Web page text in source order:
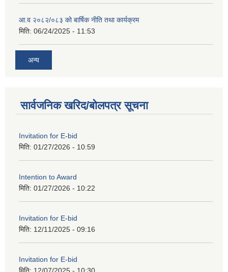
आ.व २०८२/०८३ को बार्षिक नीति तथा कार्यक्रम
मिति: 06/24/2025 - 11:53
अन्य
सार्वजनिक खरिद/बोलपत्र सूचना
Invitation for E-bid
मिति: 01/27/2026 - 10:59
Intention to Award
मिति: 01/27/2026 - 10:22
Invitation for E-bid
मिति: 12/11/2025 - 09:16
Invitation for E-bid